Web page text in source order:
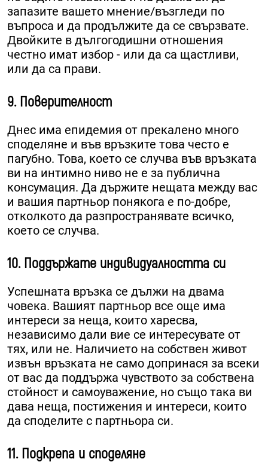
запазите вашето мнение/възгледи по
въпроса и да продължите да се свързвате.
Двойките в дългогодишни отношения
честно имат избор - или да са щастливи,
или да са прави.
9. Поверителност
Днес има епидемия от прекалено много
споделяне и във връзките това често е
пагубно. Това, което се случва във връзката
ви на интимно ниво не е за публична
консумация. Да държите нещата между вас
и вашия партньор понякога е по-добре,
отколкото да разпространявате всичко,
което се случва.
10. Поддържате индивидуалността си
Успешната връзка се дължи на двама
човека. Вашият партньор все още има
интереси за неща, които харесва,
независимо дали вие се интересувате от
тях, или не. Наличието на собствен живот
извън връзката не само допринася за всеки
от вас да поддържа чувството за собствена
стойност и самоуважение, но също така ви
дава неща, постижения и интереси, които
да споделите с партньора си.
11. Подкрепа и споделяне